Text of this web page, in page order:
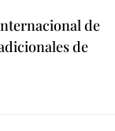
de
de